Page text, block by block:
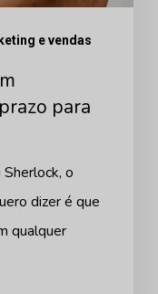
e vendas
para
o
dizer é que
qualquer